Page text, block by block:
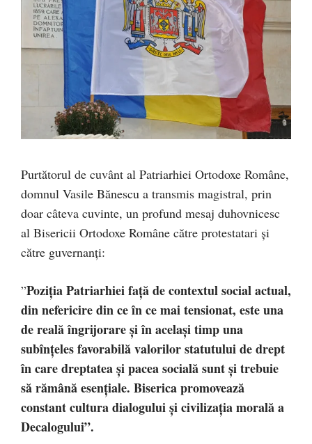
Purtătorul de cuvânt al Patriarhiei Ortodoxe Române,
domnul Vasile Bănescu a transmis magistral, prin
doar câteva cuvinte, un profund mesaj duhovnicesc
al Bisericii Ortodoxe Române către protestatari și
către guvernanți:
”Poziția Patriarhiei față de contextul social actual,
din nefericire din ce în ce mai tensionat, este una
de reală îngrijorare și în același timp una
subînțeles favorabilă valorilor statutului de drept
în care dreptatea și pacea socială sunt și trebuie
să rămână esențiale. Biserica promovează
constant cultura dialogului și civilizația morală a
Decalogului”.